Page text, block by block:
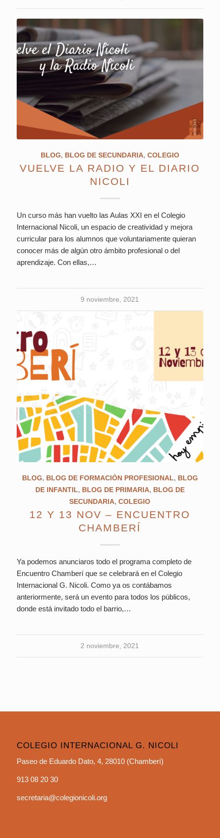
BLOG, BLOG DE SECUNDARIA, COLEGIO
VUELVE LA RADIO Y EL DIARIO
NICOLI
Un curso más han vuelto las Aulas XXI en el Colegio
Internacional Nicoli, un espacio de creatividad y mejora
curricular para los alumnos que voluntariamente quieran
conocer más de algún otro ámbito profesional o del
aprendizaje. Con ellas,…
9 noviembre, 2021
BLOG, BLOG DE FORMACIÓN PROFESIONAL, BLOG
DE INFANTIL, BLOG DE PRIMARIA, BLOG DE
SECUNDARIA,COLEGIO
12 Y 13 NOV – ENCUENTRO
CHAMBERÍ
Ya podemos anunciaros todo el programa completo de
Encuentro Chamberí que se celebrará en el Colegio
Internacional G. Nicoli. Como ya os contábamos
anteriormente, será un evento para todos los públicos,
donde está invitado todo el barrio,…
2 noviembre, 2021
COLEGIO INTERNACIONAL G. NICOLI
Paseo de Eduardo Dato, 4, 28010 (Chamberí)
913 08 20 30
secretaria@colegionicoli.org